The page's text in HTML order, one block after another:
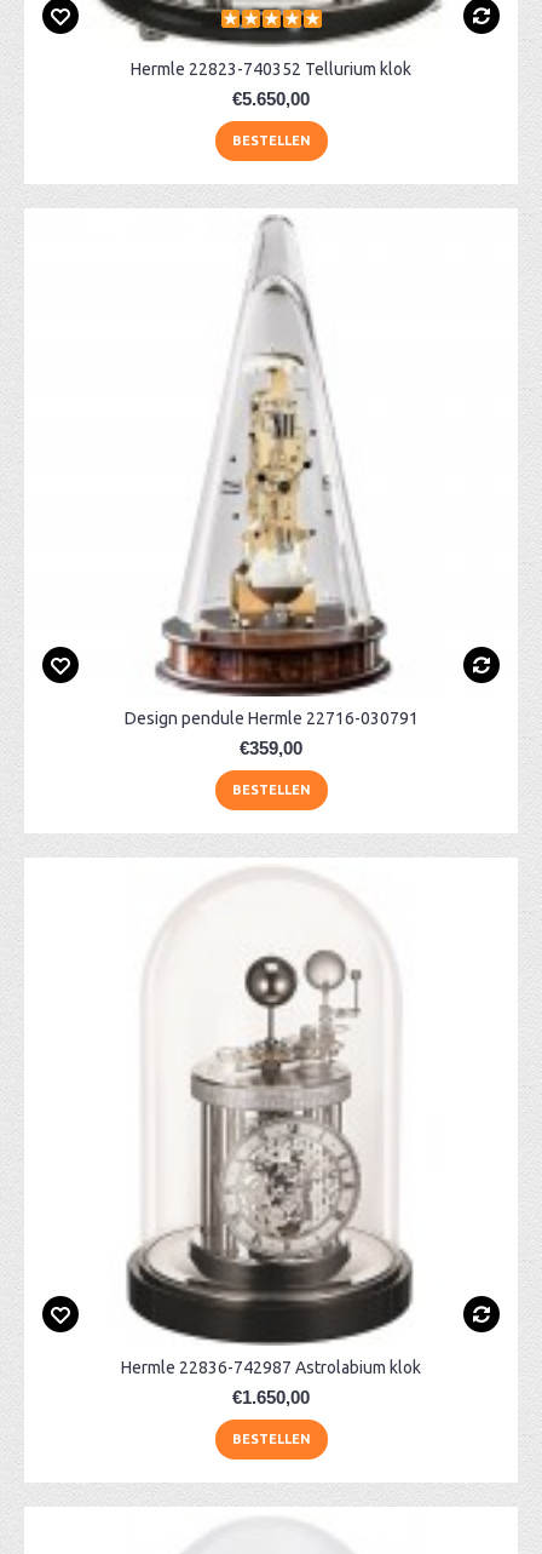
Hermle 22823-740352 Tellurium klok
€5.650,00
BESTELLEN
Design pendule Hermle 22716-030791
€359,00
BESTELLEN
Hermle 22836-742987 Astrolabium klok
€1.650,00
BESTELLEN